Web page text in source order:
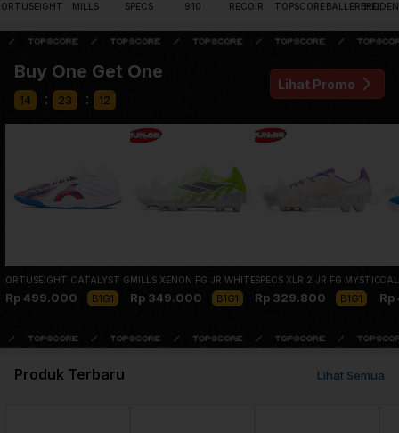
ORTUSEIGHT MILLS SPECS 910 RECOIR TOPSCORE BALLERBRO
Buy One Get One
14 : 23 : 12
Lihat Promo
ORTUSEIGHT CATALYST GLITCH IN WHITE/BLUE/ORTRED
Rp 499.000 B1G1
MILLS XENON FG JR WHITE LIME GREEN
Rp 349.000 B1G1
SPECS XLR 2 JR FG MYSTIC
Rp 329.800 B1G1
Lihat Semua
Produk Terbaru